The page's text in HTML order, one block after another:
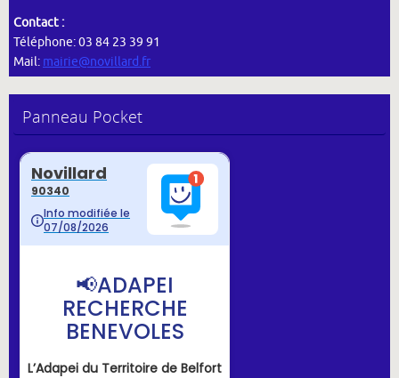
Contact :
Téléphone: 03 84 23 39 91
Mail: mairie@novillard.fr
Panneau Pocket